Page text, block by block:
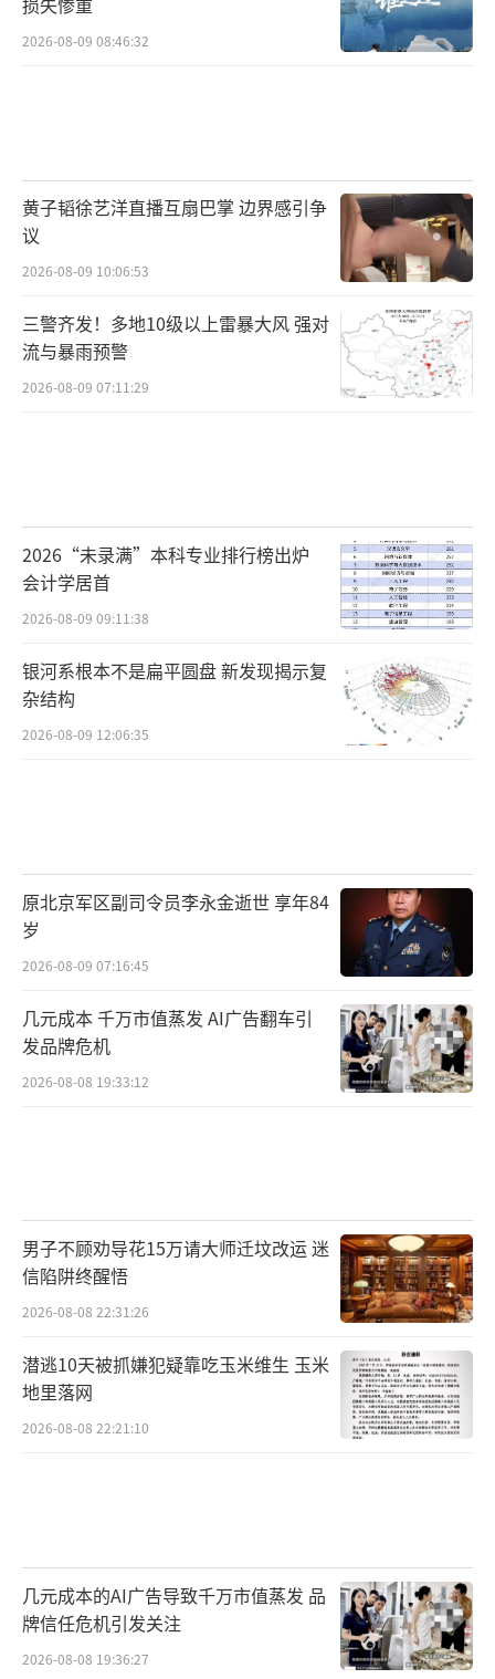
2026-08-09 08:46:32
黄子韬徐艺洋直播互扇巴掌 边界感引争
议
2026-08-09 10:06:53
三警齐发！多地10级以上雷暴大风 强对
流与暴雨预警
2026-08-09 07:11:29
2026“未录满”本科专业排行榜出炉
会计学居首
2026-08-09 09:11:38
银河系根本不是扁平圆盘 新发现揭示复
杂结构
2026-08-09 12:06:35
原北京军区副司令员李永金逝世 享年84
岁
2026-08-09 07:16:45
几元成本 千万市值蒸发 AI广告翻车引
发品牌危机
2026-08-08 19:33:12
男子不顾劝导花15万请大师迁坟改运 迷
信陷阱终醒悟
2026-08-08 22:31:26
潜逃10天被抓嫌犯疑靠吃玉米维生 玉米
地里落网
2026-08-08 22:21:10
几元成本的AI广告导致千万市值蒸发 品
牌信任危机引发关注
2026-08-08 19:36:27